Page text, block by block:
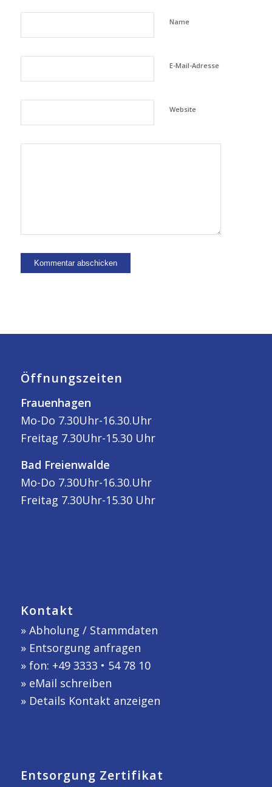
Name
E-Mail-Adresse
Website
Öffnungszeiten
Frauenhagen
Mo-Do 7.30Uhr-16.30.Uhr
Freitag 7.30Uhr-15.30 Uhr
Bad Freienwalde
Mo-Do 7.30Uhr-16.30.Uhr
Freitag 7.30Uhr-15.30 Uhr
Kontakt
» Abholung / Stammdaten
» Entsorgung anfragen
» fon: +49 3333 • 54 78 10
» eMail schreiben
» Details Kontakt anzeigen
Entsorgung Zertifikat